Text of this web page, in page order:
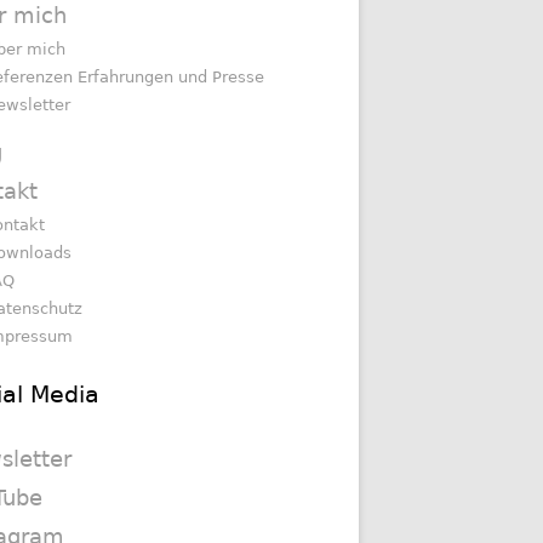
mich
mich
Erfahrungen und Presse
Media